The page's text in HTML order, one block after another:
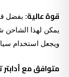
قوة عالية: بفضل
يمكن لهذا الشاحن
ويجعل استخدام
متوافق مع أدابتر